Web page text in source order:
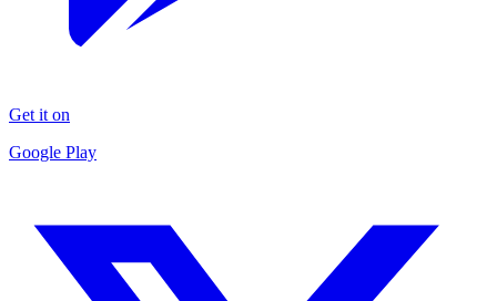
Get it on
Google Play